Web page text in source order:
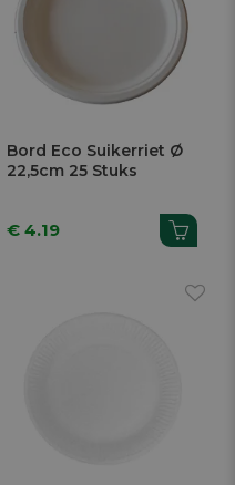
Bord Eco Suikerriet Ø
22,5cm 25 Stuks
€ 4.19